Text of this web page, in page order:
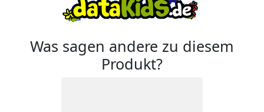
Was sagen andere zu diesem
Produkt?